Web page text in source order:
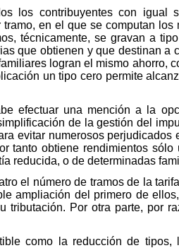
los contribuyentes con igual
en el que se computan los
técnicamente, se gravan a
que obtienen y que destinan a
logran el mismo ahorro,
un tipo cero permite
efectuar una mención a la
de la gestión del
evitar numerosos perjudicados
tanto obtiene rendimientos sólo
reducida, o de determinadas
el número de tramos de la
ampliación del primero de
Por otra parte, por
como la reducción de